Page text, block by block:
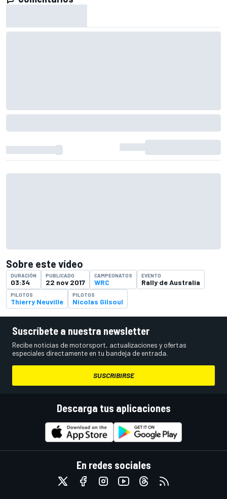
Sobre este vídeo
DURACIÓN
03:34
PUBLICADO
22 nov 2017
CAMPEONATOS
WRC
EVENTO
Rally de Australia
PILOTOS
Thierry Neuville
PILOTOS
Nicolas Gilsoul
Suscríbete a nuestra newsletter
Recibe noticias de motorsport, actualizaciones y ofertas
especiales directamente en tu bandeja de entrada.
SUSCRIBIRSE
Descarga tus aplicaciones
En redes sociales